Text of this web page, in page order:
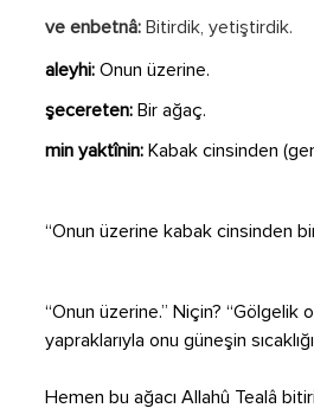
ve enbetnâ: Bitirdik, yetiştirdik.
aleyhi:Onun üzerine.
şecereten: Bir ağaç.
min yaktînin: Kabak cinsinden
“Onun üzerine kabak cinsinden
“Onun üzerine.” Niçin?
yapraklarıyla onu güneşin
Hemen bu ağacı Allahû Tealâ